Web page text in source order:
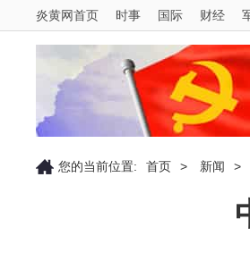
炎黄网首页 时事 国际 财经
您的当前位置: 首页 > 新闻 >